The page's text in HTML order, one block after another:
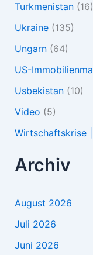
Turkmenistan(16)
Ukraine(135)
Ungarn(64)
US-
Usbekistan(10)
Video (5)
Wirtschaftskrise
Archiv
August 2026
Juli 2026
Juni 2026